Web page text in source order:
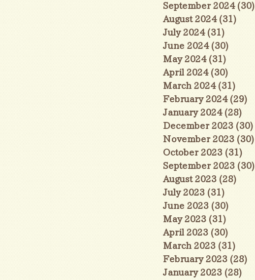
September 2024 (30)
August 2024 (31)
July 2024 (31)
June 2024 (30)
May 2024 (31)
April 2024 (30)
March 2024 (31)
February 2024 (29)
January 2024 (28)
December 2023 (30)
November 2023 (30)
October 2023 (31)
September 2023 (30)
August 2023 (28)
July 2023 (31)
June 2023 (30)
May 2023 (31)
April 2023 (30)
March 2023 (31)
February 2023 (28)
January 2023 (28)